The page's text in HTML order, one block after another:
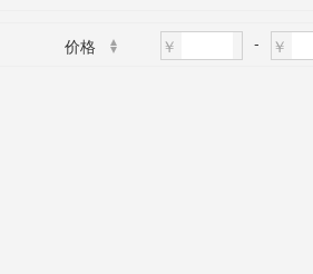
价格 ￥ - ￥